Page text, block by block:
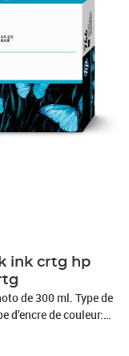
ink crtg hp
de 300 ml. Type de
d’encre de couleur:
Volume